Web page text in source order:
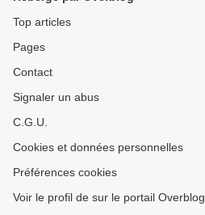
Top articles
Pages
Contact
Signaler un abus
C.G.U.
Cookies et données personnelles
Préférences cookies
Voir le profil de sur le portail Overblog